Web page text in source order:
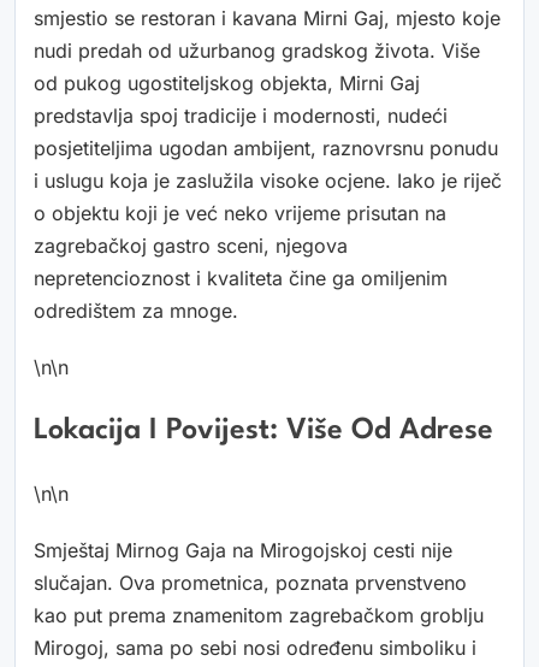
smjestio se restoran i kavana Mirni Gaj, mjesto koje
nudi predah od užurbanog gradskog života. Više
od pukog ugostiteljskog objekta, Mirni Gaj
predstavlja spoj tradicije i modernosti, nudeći
posjetiteljima ugodan ambijent, raznovrsnu ponudu
i uslugu koja je zaslužila visoke ocjene. Iako je riječ
o objektu koji je već neko vrijeme prisutan na
zagrebačkoj gastro sceni, njegova
nepretencioznost i kvaliteta čine ga omiljenim
odredištem za mnoge.
\n\n
Lokacija I Povijest: Više Od Adrese
\n\n
Smještaj Mirnog Gaja na Mirogojskoj cesti nije
slučajan. Ova prometnica, poznata prvenstveno
kao put prema znamenitom zagrebačkom groblju
Mirogoj, sama po sebi nosi određenu simboliku i